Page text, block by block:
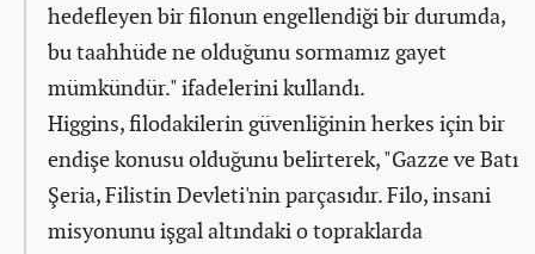
hedefleyen bir filonun engellendiği bir durumda,
bu taahhüde ne olduğunu sormamız gayet
mümkündür." ifadelerini kullandı.
Higgins, filodakilerin güvenliğinin herkes için bir
endişe konusu olduğunu belirterek, "Gazze ve Batı
Şeria, Filistin Devleti'nin parçasıdır. Filo, insani
misyonunu işgal altındaki o topraklarda